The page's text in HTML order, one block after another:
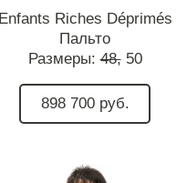
Enfants Riches Déprimés
Пальто
Размеры:48, 50
898 700 руб.